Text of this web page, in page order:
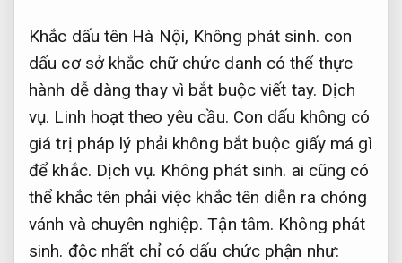
Khắc dấu tên Hà Nội, Không phát sinh. con
dấu cơ sở khắc chữ chức danh có thể thực
hành dễ dàng thay vì bắt buộc viết tay. Dịch
vụ. Linh hoạt theo yêu cầu. Con dấu không có
giá trị pháp lý phải không bắt buộc giấy má gì
để khắc. Dịch vụ. Không phát sinh. ai cũng có
thể khắc tên phải việc khắc tên diễn ra chóng
vánh và chuyên nghiệp.Tận tâm. Không phát
sinh. độc nhất chỉ có dấu chức phận như: